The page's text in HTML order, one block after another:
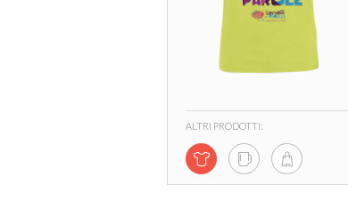
ALTRI PRODOTTI: